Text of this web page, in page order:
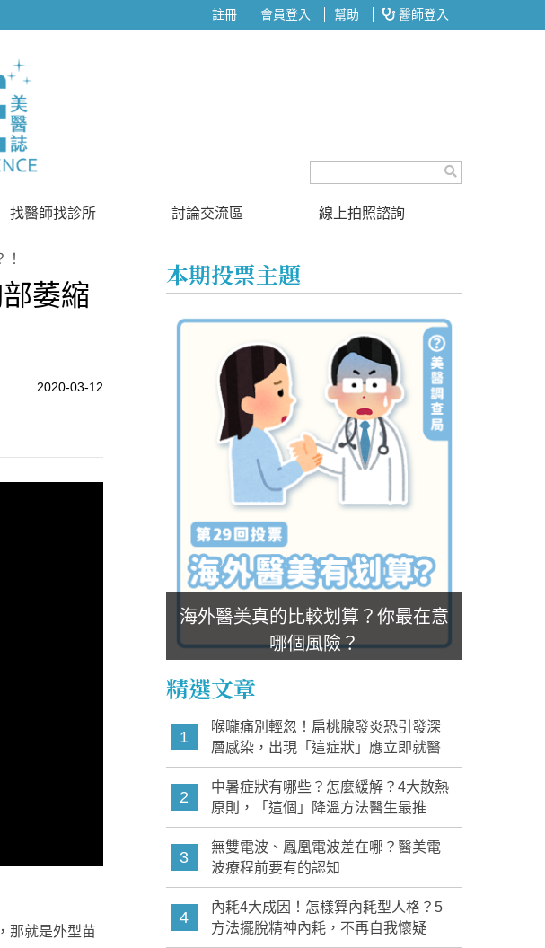
註冊 會員登入 幫助 醫師登入
找醫師找診所
找診所
討論交流區
投票區
線上拍照諮詢
萎縮
2020-03-12
那就是外型苗
本期投票主題
海外醫美真的比較划算？你最在意
哪個風險？
精選文章
1
喉嚨痛別輕忽！扁桃腺發炎恐引發深
層感染，出現「這症狀」應立即就醫
2
中暑症狀有哪些？怎麼緩解？4大散熱
原則，「這個」降溫方法醫生最推
3
無雙電波、鳳凰電波差在哪？醫美電
波療程前要有的認知
4
內耗4大成因！怎樣算內耗型人格？5
方法擺脫精神內耗，不再自我懷疑